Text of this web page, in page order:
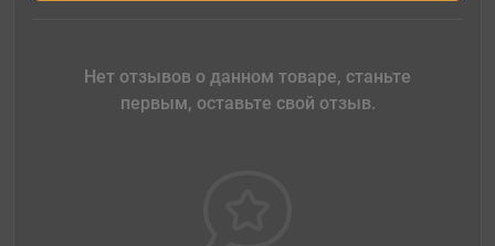
Нет отзывов о данном товаре, станьте
первым, оставьте свой отзыв.